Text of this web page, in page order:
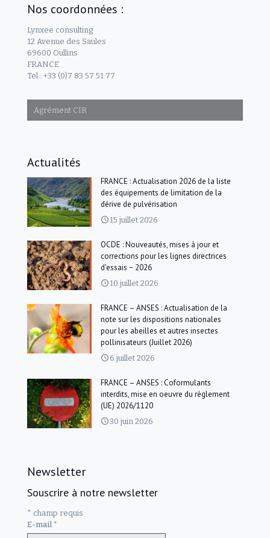
Nos coordonnées :
Lynxee consulting
12 Avenue des Saules
69600 Oullins
FRANCE
Tel.: +33 (0)7 83 57 51 77
Agrément CIR
Actualités
FRANCE : Actualisation 2026 de la liste
des équipements de limitation de la
dérive de pulvérisation
15 juillet 2026
OCDE : Nouveautés, mises à jour et
corrections pour les lignes directrices
d’essais − 2026
10 juillet 2026
FRANCE – ANSES : Actualisation de la
note sur les dispositions nationales
pour les abeilles et autres insectes
pollinisateurs (Juillet 2026)
6 juillet 2026
FRANCE – ANSES : Coformulants
interdits, mise en oeuvre du règlement
(UE) 2026/1120
30 juin 2026
Newsletter
Souscrire à notre newsletter
* champ requis
E-mail *